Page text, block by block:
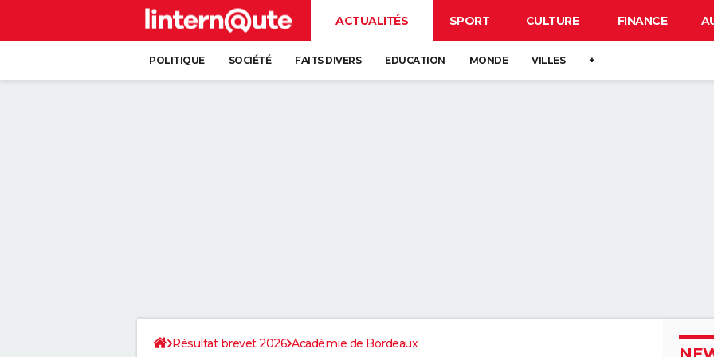
ACTUALITÉS SPORT CULTURE FINANCE
POLITIQUE SOCIÉTÉ FAITS DIVERS EDUCATION MONDE VILLES +
Résultat brevet 2026 Académie de Bordeaux